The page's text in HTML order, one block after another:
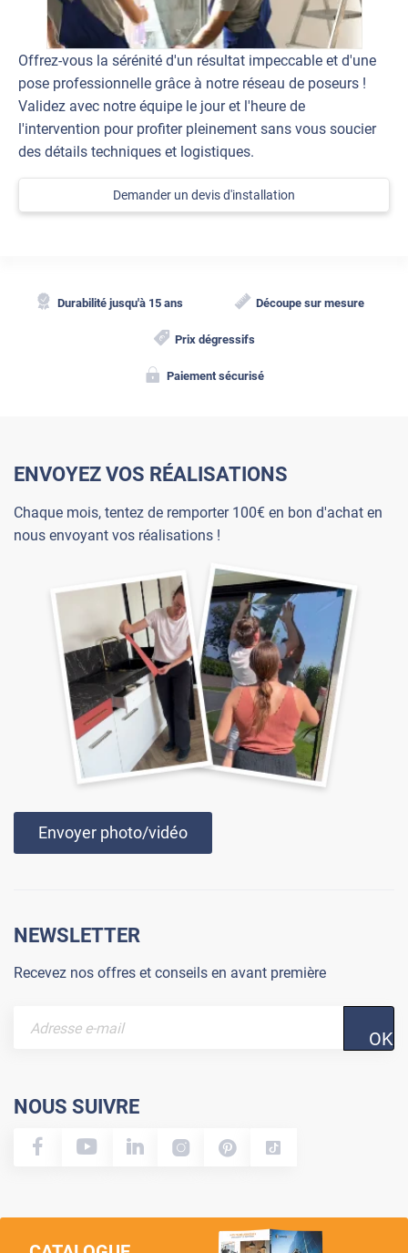
Offrez-vous la sérénité d'un résultat impeccable et d'une
pose professionnelle grâce à notre réseau de poseurs !
Validez avec notre équipe le jour et l'heure de
l'intervention pour profiter pleinement sans vous soucier
des détails techniques et logistiques.
Demander un devis d'installation
Durabilité jusqu'à 15 ans Découpe sur mesure
Prix dégressifs
Paiement sécurisé
ENVOYEZ VOS RÉALISATIONS
Chaque mois, tentez de remporter 100€ en bon d'achat en
nous envoyant vos réalisations !
Envoyer photo/vidéo
NEWSLETTER
Recevez nos offres et conseils en avant première
OK
NOUS SUIVRE